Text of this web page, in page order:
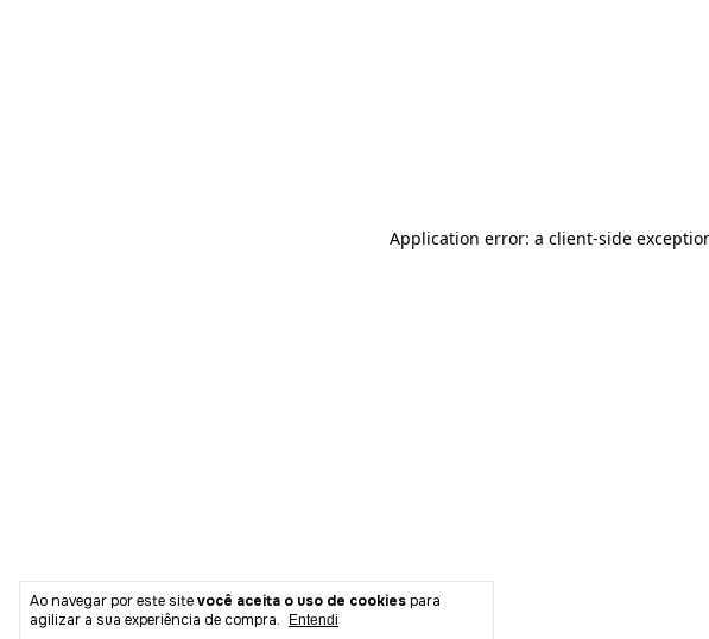
Ao navegar por este sitevocê aceita o uso de cookiespara
agilizar a sua experiência de compra.
Entendi